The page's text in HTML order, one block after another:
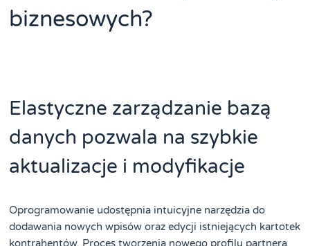
biznesowych?
Elastyczne zarządzanie bazą
danych pozwala na szybkie
aktualizacje i modyfikacje
Oprogramowanie udostępnia intuicyjne narzędzia do
dodawania nowych wpisów oraz edycji istniejących kartotek
kontrahentów. Proces tworzenia nowego profilu partnera